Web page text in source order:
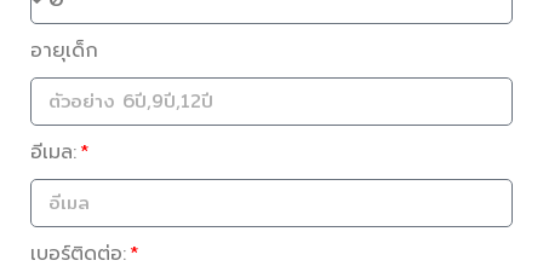
อายุเด็ก
อีเมล:
เบอร์ติดต่อ: